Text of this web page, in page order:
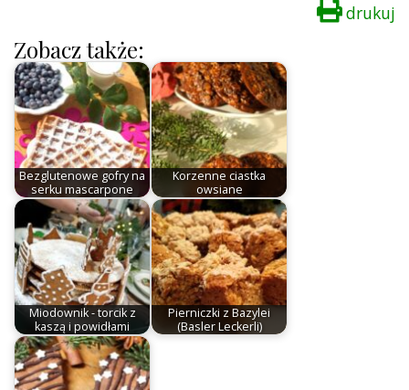
drukuj
Zobacz także:
Bezglutenowe gofry na
serku mascarpone
Korzenne ciastka
owsiane
Miodownik - torcik z
kaszą i powidłami
Pierniczki z Bazylei
(Basler Leckerli)